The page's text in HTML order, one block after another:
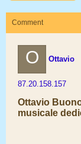
Comment
O Ottavio
87.20.158.157
Ottavio
musicale